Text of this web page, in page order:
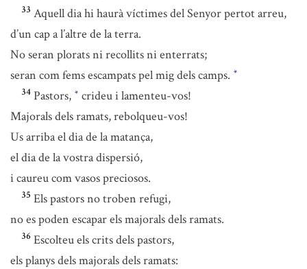
33 Aquell dia hi haurà víctimes del Senyor pertot arreu,
d’un cap a l’altre de la terra.
No seran plorats ni recollits ni enterrats;
seran com fems escampats pel mig dels camps. *
34 Pastors, * crideu i lamenteu-vos!
Majorals dels ramats, rebolqueu-vos!
Us arriba el dia de la matança,
el dia de la vostra dispersió,
i caureu com vasos preciosos.
35 Els pastors no troben refugi,
no es poden escapar els majorals dels ramats.
36 Escolteu els crits dels pastors,
els planys dels majorals dels ramats: